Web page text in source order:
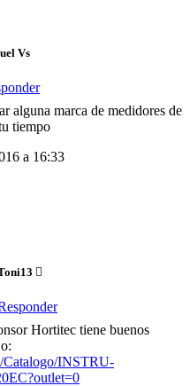
Vs
alguna marca de medidores de
tiempo
a 16:33
Hortitec tiene buenos
Catalogo/INSTRU-